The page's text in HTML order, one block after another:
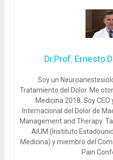
Dr.Prof. Ernesto
Soy un
Tratamiento del Dolor. Me
Medicina 2018. Soy
Internacional del Dolor de
Management and Therapy.
AIUM (Instituto
Medicina) y miembro del
Pain